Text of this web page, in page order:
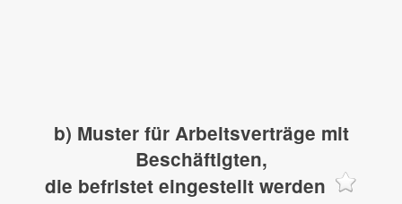
b) Muster für Arbeitsverträge mit
Beschäftigten,
die befristet eingestellt werden